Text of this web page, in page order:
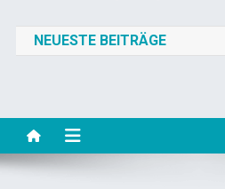
NEUESTE BEITRÄGE